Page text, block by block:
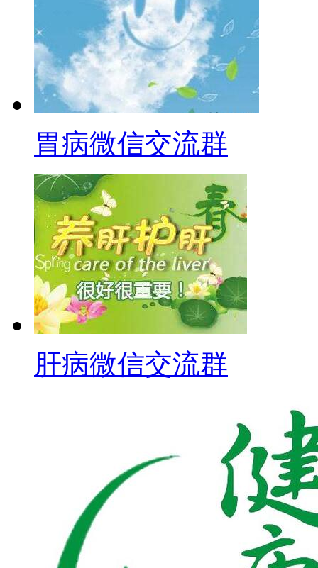
胃病微信交流群
肝病微信交流群